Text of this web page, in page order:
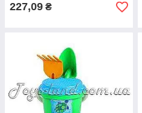
227,09 ₴